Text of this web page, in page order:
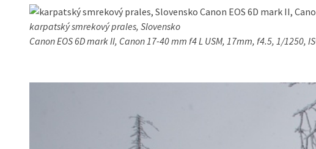
karpatský smrekový prales, Slovensko
Canon EOS 6D mark II, Canon 17-40 mm f4 L USM, 17mm, f4.5, 1/1250,